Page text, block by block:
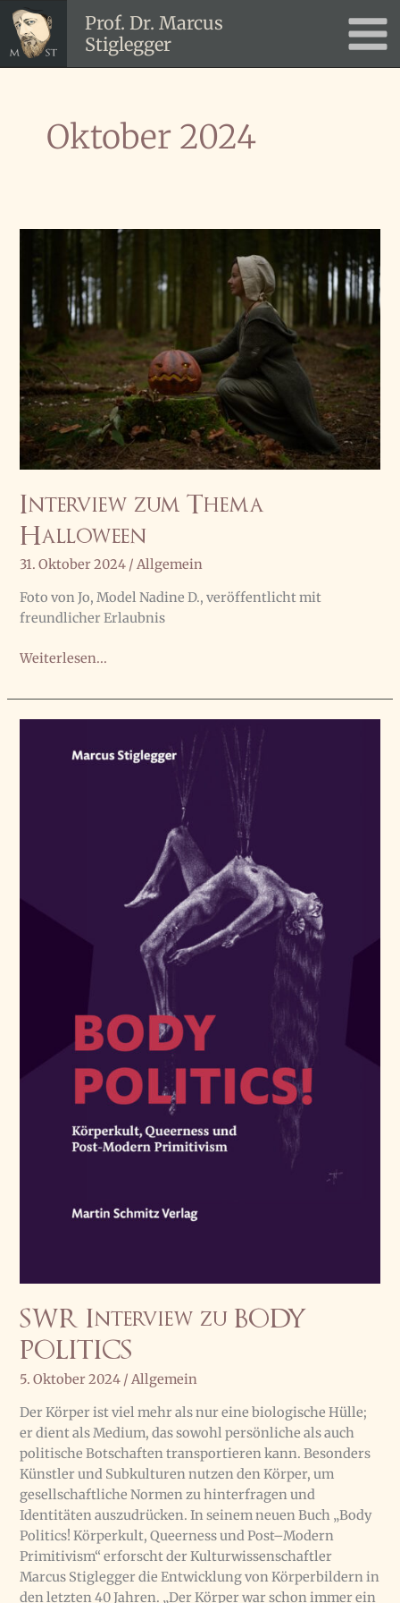
Zum
Inhalt
springen
Prof. Dr. Marcus
Stiglegger
Main
Oktober 2024
Interview zum Thema
Halloween
31. Oktober 2024 /Allgemein
Foto von Jo, Model Nadine D., veröffentlicht mit
freundlicher Erlaubnis
Interview
Thema
Halloween
Weiterlesen...
SWR Interview zu BODY
POLITICS
5. Oktober 2024 /Allgemein
Der Körper ist viel mehr als nur eine biologische Hülle;
er dient als Medium, das sowohl persönliche als auch
politische Botschaften transportieren kann. Besonders
Künstler und Subkulturen nutzen den Körper, um
gesellschaftliche Normen zu hinterfragen und
Identitäten auszudrücken. In seinem neuen Buch „Body
Politics! Körperkult, Queerness und Post–Modern
Primitivism“ erforscht der Kulturwissenschaftler
Marcus Stiglegger die Entwicklung von Körperbildern in
den letzten 40 Jahren. „Der Körper war schon immer ein